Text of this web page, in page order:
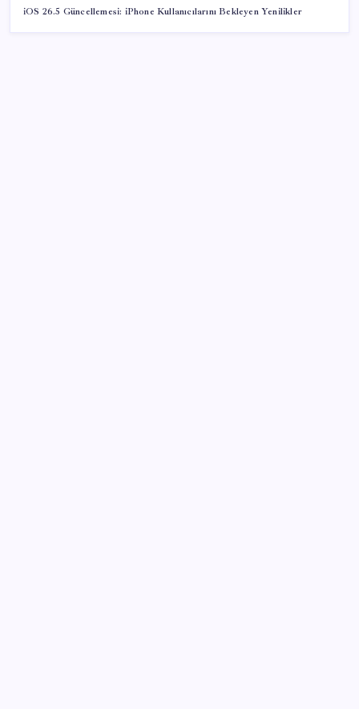
iOS 26.5 Güncellemesi: iPhone Kullanıcılarını Bekleyen Yenilikler